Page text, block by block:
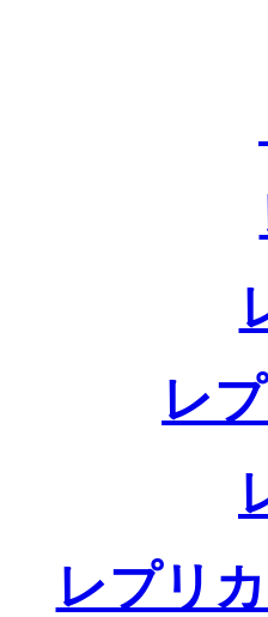
レ
レプリ